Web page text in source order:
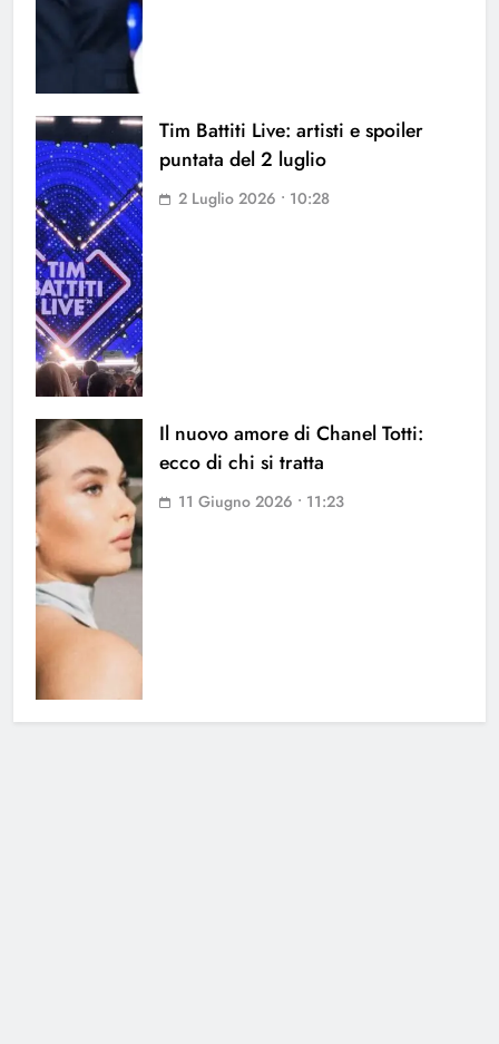
Tim Battiti Live: artisti e spoiler
puntata del 2 luglio
2 Luglio 2026 • 10:28
Il nuovo amore di Chanel Totti:
ecco di chi si tratta
11 Giugno 2026 • 11:23